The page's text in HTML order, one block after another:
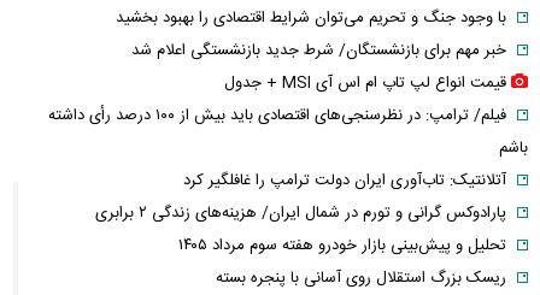
با وجود جنگ و تحریم می‌توان شرایط اقتصادی را بهبود بخشید
خبر مهم برای بازنشستگان/ شرط جدید بازنشستگی اعلام شد
قیمت انواع لپ تاپ ام اس آی MSI + جدول
فیلم/ ترامپ: در نظرسنجی‌های اقتصادی باید بیش از ۱۰۰ درصد رأی داشته
باشم
آتلانتیک: تاب‌آوری ایران دولت ترامپ را غافلگیر کرد
پارادوکس گرانی و تورم در شمال ایران/ هزینه‌های زندگی ۲ برابری
تحلیل و پیش‌بینی بازار خودرو هفته سوم مرداد ۱۴۰۵
ریسک بزرگ استقلال روی آسانی با پنجره بسته